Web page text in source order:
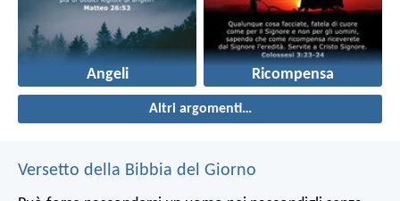
Angeli Ricompensa
Altri argomenti…
Versetto della Bibbia del Giorno